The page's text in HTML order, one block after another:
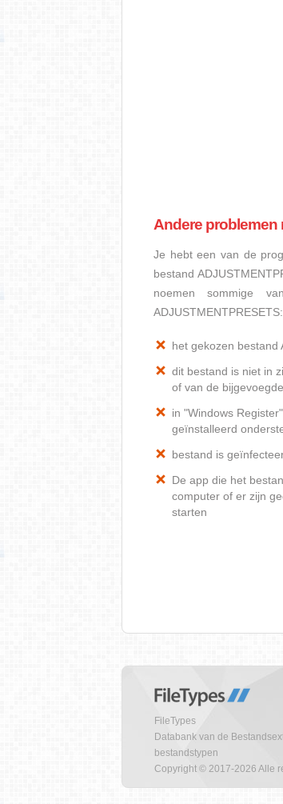
Andere problemen
Je hebt een van de
bestand
noemen sommige
ADJUSTMENTPRESETS:
het gekozen bestand
dit bestand is niet in
of van de
in "Windows
geïnstalleerd
bestand is
De app die het
computer of er zijn
starten
FileTypes
Databank van de
bestandstypen
Copyright © 2017-2026 Alle